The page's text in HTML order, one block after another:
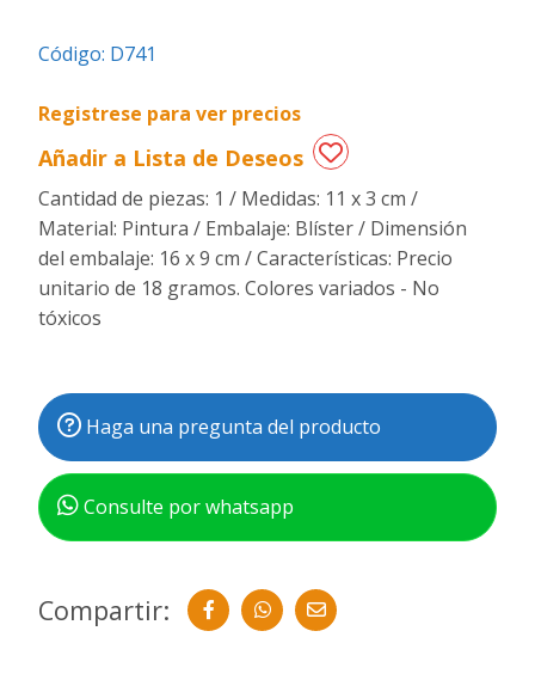
Regalos
fechas
especiales
Código: D741
Registrese para ver precios
Añadir a Lista de Deseos
Cantidad de piezas: 1 / Medidas: 11 x 3 cm /
Material: Pintura / Embalaje: Blíster / Dimensión
del embalaje: 16 x 9 cm / Características: Precio
unitario de 18 gramos. Colores variados - No
tóxicos
Haga una pregunta del producto
Consulte por whatsapp
Compartir: